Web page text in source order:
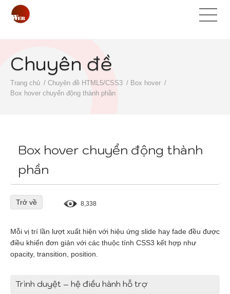
Chuyên đề
Trang chủ Chuyên đề HTML5/CSS3
Box hover
Box hover chuyển động thành phần
Box hover chuyển động thành
phần
Trở về 8,338
Mỗi vị trí lần lượt xuất hiện với hiệu ứng slide hay fade đều được
điều khiển đơn giản với các thuộc tính CSS3 kết hợp như
opacity, transition, position.
Trình duyệt – hệ điều hành hỗ trợ